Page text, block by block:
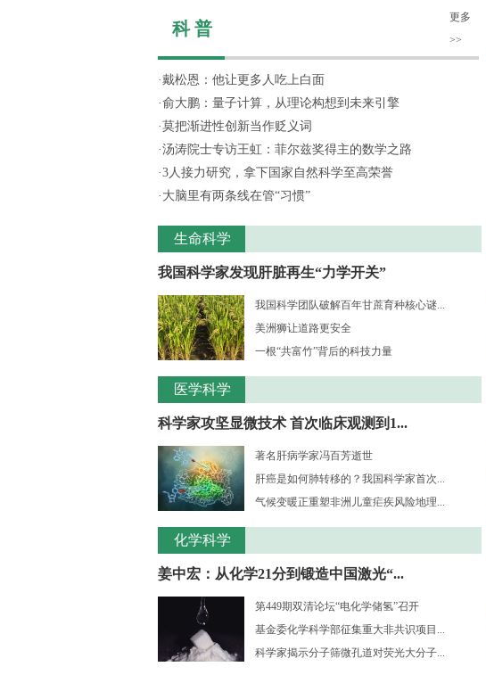
科 普
更多
>>
·戴松恩：他让更多人吃上白面
·俞大鹏：量子计算，从理论构想到未来引擎
·莫把渐进性创新当作贬义词
·汤涛院士专访王虹：菲尔兹奖得主的数学之路
·3人接力研究，拿下国家自然科学至高荣誉
· 大脑里有两条线在管“习惯”
生命科学
我国科学家发现肝脏再生“力学开关”
我国科学团队破解百年甘蔗育种核心谜...
美洲狮让道路更安全
一根“共富竹”背后的科技力量
医学科学
科学家攻坚显微技术 首次临床观测到1...
著名肝病学家冯百芳逝世
肝癌是如何肺转移的？我国科学家首次...
气候变暖正重塑非洲儿童疟疾风险地理...
化学科学
姜中宏：从化学21分到锻造中国激光“...
第449期双清论坛“电化学储氢”召开
基金委化学科学部征集重大非共识项目...
科学家揭示分子筛微孔道对荧光大分子...